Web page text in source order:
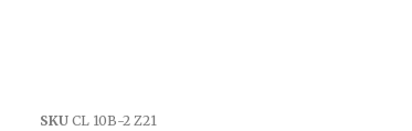
SKU CL 10B-2 Z21